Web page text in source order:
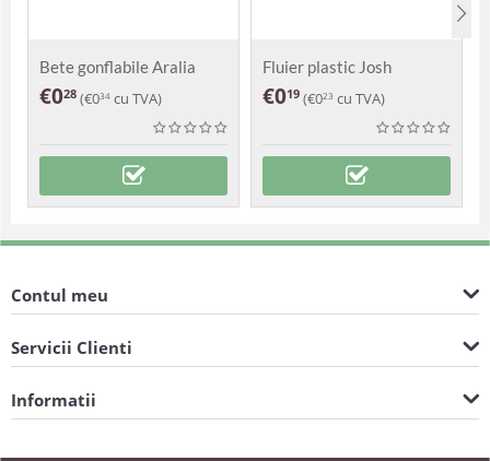
Bete gonflabile Aralia
€028 (€034 cu TVA)
Fluier plastic Josh
€019 (€023 cu TVA)
Contul meu
Servicii Clienti
Informatii